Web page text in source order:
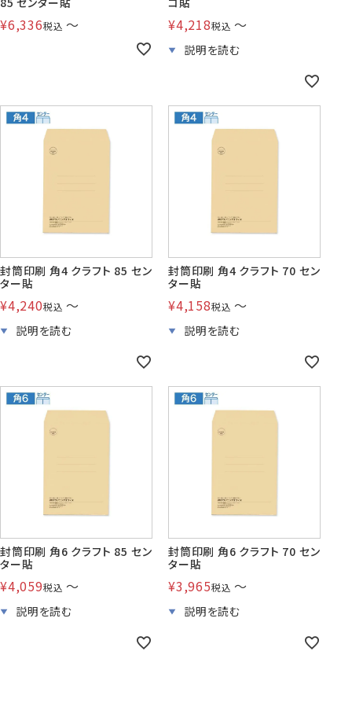
¥6,336税込 〜 ¥4,218税込 〜
封筒印刷 角4 クラフト 85 セン
ター貼
¥4,240税込 〜
封筒印刷 角4 クラフト 70 セン
ター貼
¥4,158税込 〜
封筒印刷 角6 クラフト 85 セン
ター貼
¥4,059税込 〜
封筒印刷 角6 クラフト 70 セン
ター貼
¥3,965税込 〜